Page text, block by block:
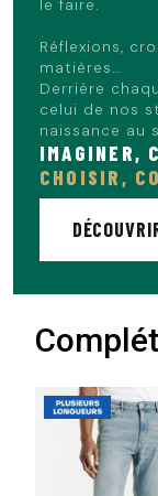
le faire.
Réflexions,
matières…
Derrière
celui de nos
naissance au
IMAGINER,
CHOISIR,